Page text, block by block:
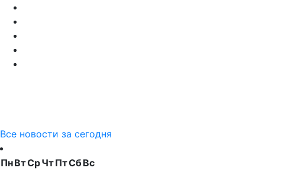
Все новости за сегодня
ПнВтСрЧтПтСбВс